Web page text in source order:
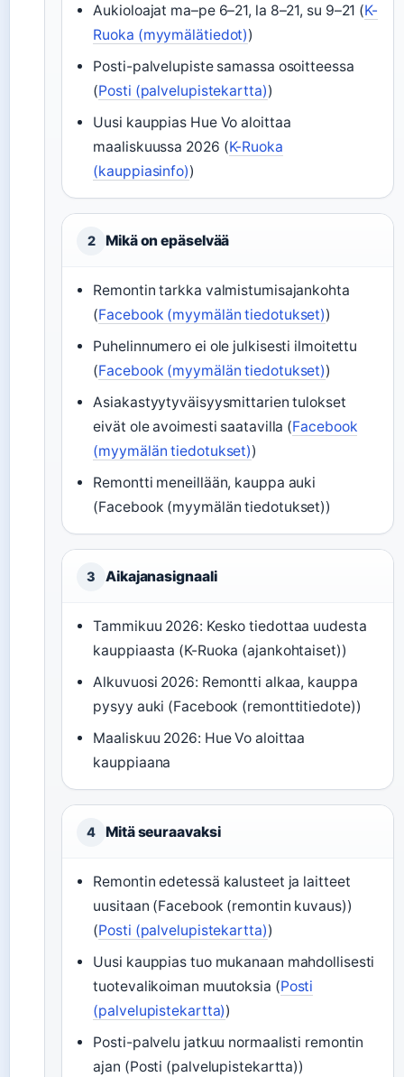
Aukioloajat ma–pe 6–21, la 8–21, su 9–21 (K-
Ruoka (myymälätiedot))
Posti-palvelupiste samassa osoitteessa
(Posti (palvelupistekartta))
Uusi kauppias Hue Vo aloittaa
maaliskuussa 2026 (K-Ruoka
(kauppiasinfo))
2 Mikä on epäselvää
Remontin tarkka valmistumisajankohta
(Facebook (myymälän tiedotukset))
Puhelinnumero ei ole julkisesti ilmoitettu
(Facebook (myymälän tiedotukset))
Asiakastyytyväisyysmittarien tulokset
eivät ole avoimesti saatavilla (Facebook
(myymälän tiedotukset))
Remontti meneillään, kauppa auki
(Facebook (myymälän tiedotukset))
3 Aikajanasignaali
Tammikuu 2026: Kesko tiedottaa uudesta
kauppiaasta (K-Ruoka (ajankohtaiset))
Alkuvuosi 2026: Remontti alkaa, kauppa
pysyy auki (Facebook (remonttitiedote))
Maaliskuu 2026: Hue Vo aloittaa
kauppiaana
4 Mitä seuraavaksi
Remontin edetessä kalusteet ja laitteet
uusitaan (Facebook (remontin kuvaus))
(Posti (palvelupistekartta))
Uusi kauppias tuo mukanaan mahdollisesti
tuotevalikoiman muutoksia (Posti
(palvelupistekartta))
Posti-palvelu jatkuu normaalisti remontin
ajan (Posti (palvelupistekartta))